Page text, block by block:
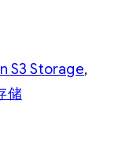
S3 Storage
储